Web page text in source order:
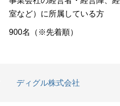
室など）に所属している方
900名（※先着順）
ディグル株式会社